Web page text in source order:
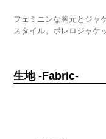
フェミニンな胸元とジャ
スタイル。ボレロジャケ
生地 -Fabric-